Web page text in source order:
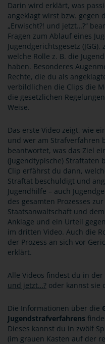
Darin wird erklärt, was
angeklagt wirst bzw. gegen
„Erwischt?! und jetzt…?“
Fragen zum Ablauf eines
Jugendgerichtsgesetz
welche Rolle z. B. die
haben. Besonderes
Rechte, die du als
verbildlichen die Clips die
die gesetzlichen
Weise.
Das erste Video zeigt, wie
und wer am Strafverfahren
beantwortet, was das Ziel
(jugendtypische) Straftaten
Clip erfährst du dann,
Straftat beschuldigt und
Jugendhilfe – auch
des gesamten Prozesses
Staatsanwaltschaft und
Anklage und ein Urteil
im dritten Video. Auch die
der Prozess an sich vor
erklärt.
Alle Videos findest du in der
und jetzt…? oder kannst sie
Die Informationen über die
Jugendstrafverfahrens
Dieses kannst du in zwölf
(im grauen Kasten auf der